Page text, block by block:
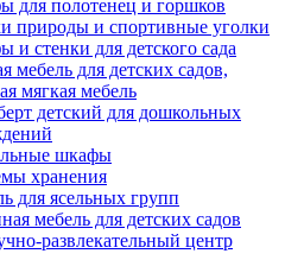
для полотенец и горшков
природы и спортивные уголки
и стенки для детского сада
мебель для детских садов,
мягкая мебель
детский для дошкольных
шкафы
хранения
для ясельных групп
мебель для детских садов
развлекательный центр